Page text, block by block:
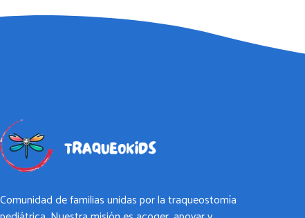
Comunidad de familias unidas por la traqueostomía